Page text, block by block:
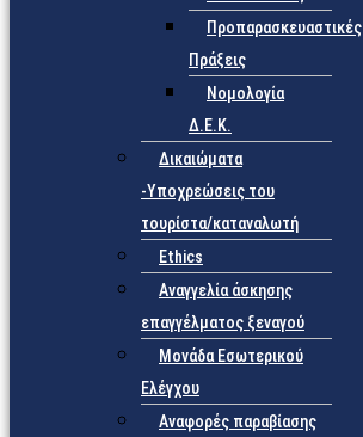
Προπαρασκευαστικές
Πράξεις
Νομολογία
Δ.Ε.Κ.
Δικαιώματα
-Υποχρεώσεις του
τουρίστα/καταναλωτή
Ethics
Αναγγελία άσκησης
επαγγέλματος ξεναγού
Μονάδα Εσωτερικού
Ελέγχου
Αναφορές παραβίασης